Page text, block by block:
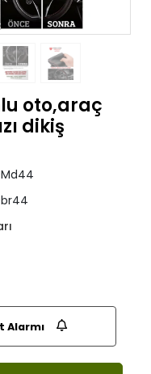
oto,araç
dikiş
Alarmı